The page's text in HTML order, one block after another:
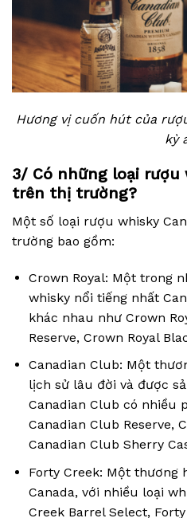
Hương vị cuốn hút của
kỳ
3/ Có những loại rượu
trên thị trường?
Một số loại rượu whisky
trường bao gồm:
Crown Royal: Một trong
whisky nổi tiếng nhất
khác nhau như Crown
Reserve, Crown Royal
Canadian Club: Một
lịch sử lâu đời và được
Canadian Club có nhiều
Canadian Club Reserve,
Canadian Club Sherry
Forty Creek: Một thương
Canada, với nhiều loại
Creek Barrel Select,